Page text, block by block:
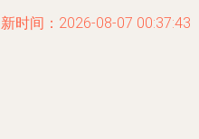
时间：2026-08-07 00:37:43